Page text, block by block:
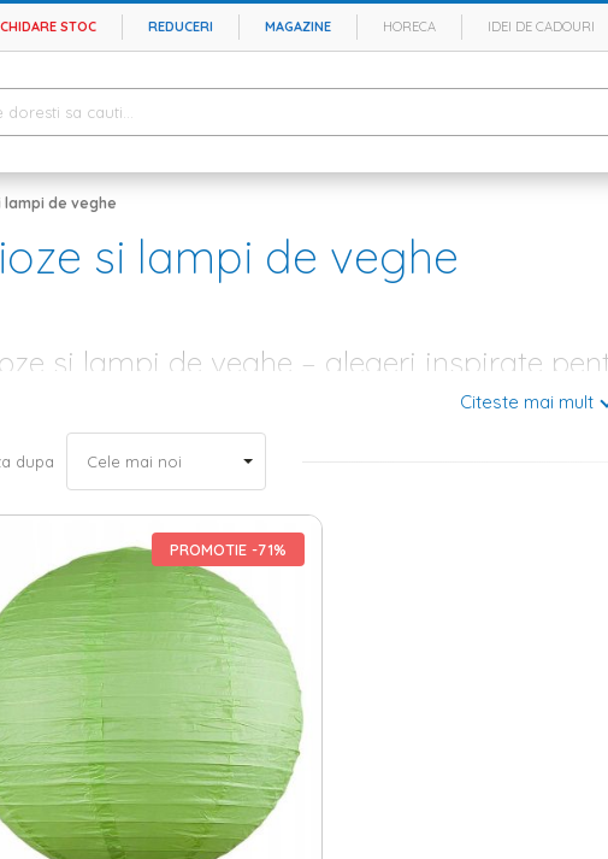
STOC REDUCERI MAGAZINE HORECA IDEI DE CADOURI
lampi de veghe
si lampi de veghe
si lampi de veghe – alegeri inspirate
ca vorbim de living sau dormitor, o camera are nevoie de cateva
partea estetica cu functionalitatea, poti spune ca ai reusit sa-ti duci misunea
mult personalitatea ta. Elemente esentiale in creare unei incaperi calde si
acestea iti ofera posibilitatea de a beneficia de o lumina calda, difuza pe
si lampi de veghe – alege-ti modelul preferat din oferta
si tu cauti o veioza pentru living sau veioze dormitor, atunci ai ajuns in locul
veioze cat si pentru lampi de veghe. Iti poti alege modelul preferat in functie
. In functie de tipul soclului, poti alege veioze
gasesti veioze si lampi de veghe care se potrivesc excelent atat cu stilul
diversificata de modele, ceea ce inseamna ca poti opta pentru modele care
pentru living si dormitor – elemente de efecte in orice incapere
sau veioza poate fi asociata inclusiv cu corpurile de mobilier, mai ales pentru
de
mobila dormitor , atunci e clar ca poti opta pentru un set cu doua veioze
de camera de zi, ai la dispozitie mai multe optiuni. De exemplu, poti achizitiona
cu design interesant de pe site-ul nostru si, in acest fel, atmosfera devine
Aceasta din urma poate fi ideala pentru a-ti depozita si 2-3 carti preferate.
imagine a locuintei tale.
Citeste mai mult
dupa
PROMOTIE -71%